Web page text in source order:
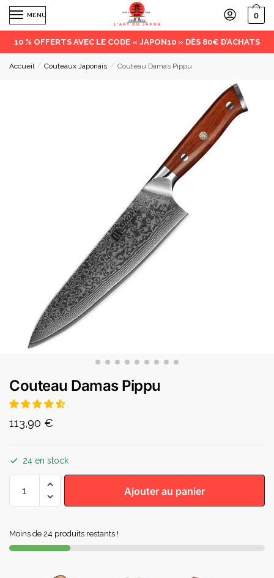
MENU 0
10 % OFFERTS AVEC LE CODE « JAPON10 » DÈS 80€ D’ACHATS
Accueil / Couteaux Japonais / Couteau Damas Pippu
Couteau Damas Pippu
113,90 €
24 en stock
Ajouter au panier
Moins de 24 produits restants !